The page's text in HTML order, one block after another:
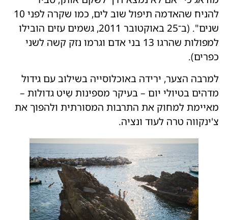
להניח שהאדמה תיפול שוב לים, כמו שקרה לפני 10
שנים". (ב־25 באוקטובר 2011, גשמים עזים הובילו
למפולות שהרגו 13 בני אדם וגרמו נזק קשה לשני
כפרים).
למרבה הצער, ירידה באוכלוסייה בשילוב עם גידול
מדהים בטיולי יום – בעיקר מספינות שַיט גדולות –
מאיימת למחוק את התרבות המסורתית ולהפוך את
צ'ינקווה טרה לעוד ונציה.